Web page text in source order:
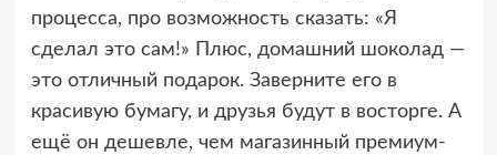
процесса, про возможность сказать: «Я
сделал это сам!» Плюс, домашний шоколад —
это отличный подарок. Заверните его в
красивую бумагу, и друзья будут в восторге. А
ещё он дешевле, чем магазинный премиум-